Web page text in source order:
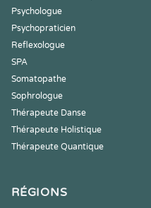
Psychologue
Psychopraticien
Reflexologue
SPA
Somatopathe
Sophrologue
Thérapeute Danse
Thérapeute Holistique
Thérapeute Quantique
RÉGIONS